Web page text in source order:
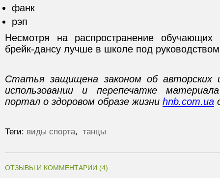
фанк
рэп
Несмотря на распространение обучающих
брейк-дансу лучше в школе под
Статья защищена законом об авторских
использовании и перепечатке
портал о здоровом образе жизни hnb.com.ua
Теги: виды спорта, танцы
ОТЗЫВЫ И КОММЕНТАРИИ (4)